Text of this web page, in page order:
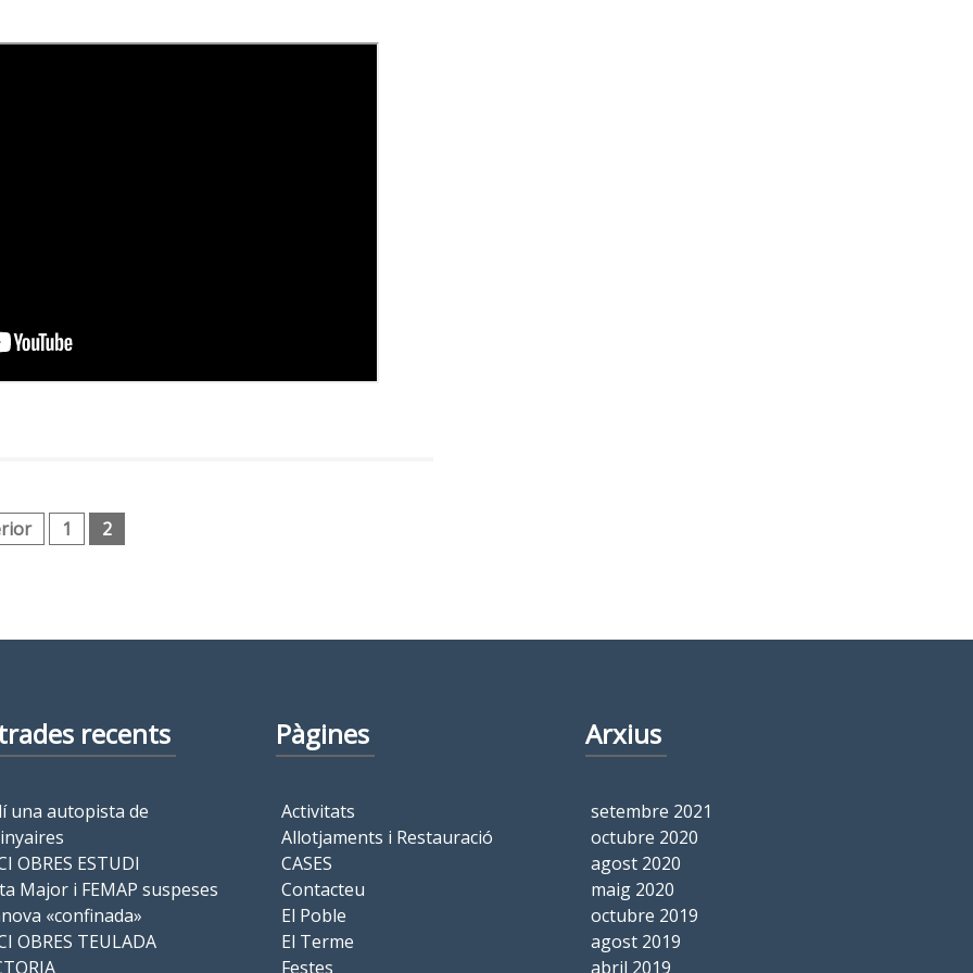
1 2
recents
una autopista de
OBRES ESTUDI
Major i FEMAP suspeses
«confinada»
OBRES TEULADA
Pàgines
Activitats
Allotjaments i Restauració
CASES
Contacteu
El Poble
El Terme
Festes
Arxius
setembre 2021
octubre 2020
agost 2020
maig 2020
octubre 2019
agost 2019
abril 2019